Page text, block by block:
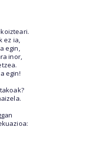
ez ia,
egin,
inor,
egin!